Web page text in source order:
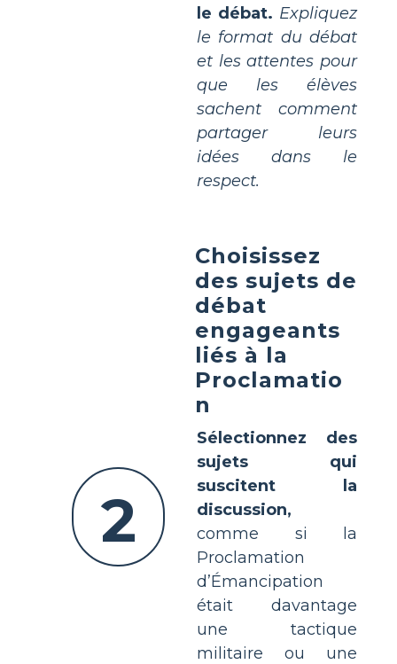
le débat. Expliquez
le format du débat
et les attentes pour
que les élèves
sachent comment
partager leurs
idées dans le
respect.
2
Choisissez
des sujets de
débat
engageants
liés à la
Proclamatio
n
Sélectionnez des
sujets qui
suscitent la
discussion,
comme si la
Proclamation
d’Émancipation
était davantage
une tactique
militaire ou une